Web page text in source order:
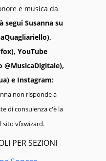
e musica da
segui Susanna su
YouTube
@MusicaDigitale),
e Instagram:
non risponde a
di consulenza c'è la
sito vfxwizard.
PER SEZIONI